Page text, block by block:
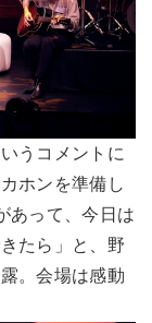
うコメントに
ホンを準備し
あって、今日は
たら」と、野
。会場は感動